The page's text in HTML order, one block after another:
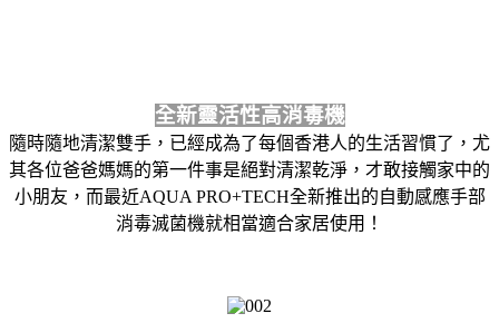
全新靈活性高消毒機
隨時隨地清潔雙手，已經成為了每個香港人的生活習慣了，尤
其各位爸爸媽媽的第一件事是絕對清潔乾淨，才敢接觸家中的
小朋友，而最近AQUA PRO+TECH全新推出的自動感應手部
消毒滅菌機就相當適合家居使用！